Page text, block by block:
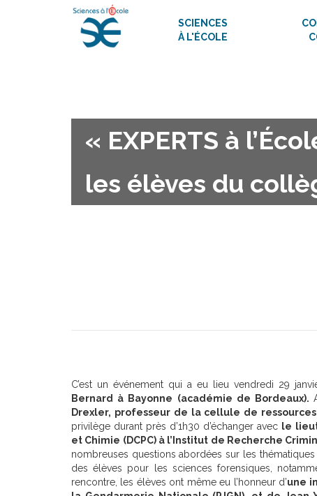
SCIENCES
À L'ÉCOLE
« EXPERTS à
les élèves du
C’est un événement qui a eu lieu vendredi 29
Bernard à Bayonne (académie de Bordeaux).
Drexler, professeur de la cellule de
privilège durant près d’1h30 d’échanger avec le
et Chimie (DCPC) à l’Institut de Recherche
nombreuses questions abordées sur les
des élèves pour les sciences forensiques,
rencontre, les élèves ont même eu l’honneur d’une